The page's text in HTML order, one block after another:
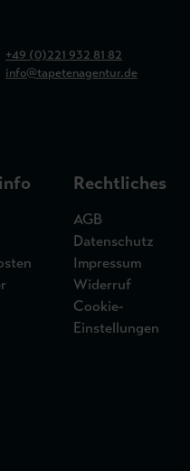
+49 (0)221 932 81 82
info@tapetenagentur.de
Rechtliches
AGB
Datenschutz
Impressum
Widerruf
Cookie-
Einstellungen